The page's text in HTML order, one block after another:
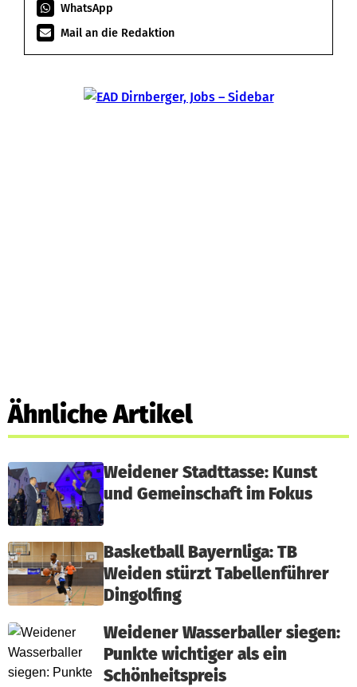
WhatsApp
Mail an die Redaktion
Ähnliche Artikel
Weidener Stadttasse: Kunst
und Gemeinschaft im Fokus
Basketball Bayernliga: TB
Weiden stürzt Tabellenführer
Dingolfing
Weidener Wasserballer siegen:
Punkte wichtiger als ein
Schönheitspreis